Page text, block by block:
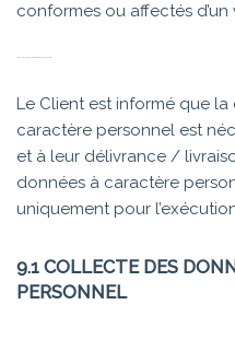
conformes ou affectés d’un
Le Client est informé que
caractère personnel est
et à leur délivrance /
données à caractère
uniquement pour
9.1 COLLECTE DES
PERSONNEL